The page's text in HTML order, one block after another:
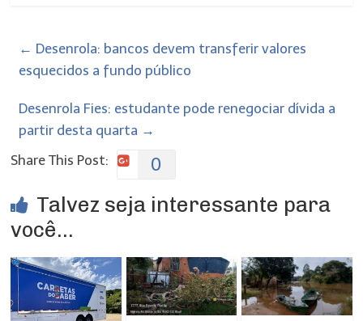
← Desenrola: bancos devem transferir valores
esquecidos a fundo público
Desenrola Fies: estudante pode renegociar dívida a
partir desta quarta →
Share This Post:
0
Talvez seja interessante para
você...